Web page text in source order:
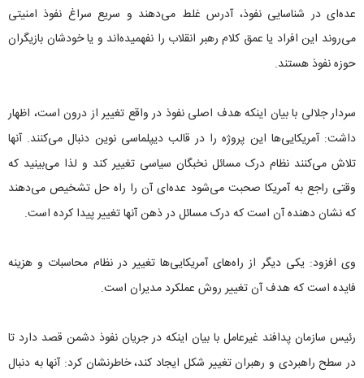
عده‌ای در شناسایی نفوذ، آدرس غلط می‌دهند و سریع سراغ نفوذ امنیتی
می‌روند این افراد یا عمق کلام رهبر انقلاب را نفهمیده‌اند و یا خودشان بازیگران
حوزه نفوذ هستند.
سردار جلالی با بیان اینکه هدف اصلی نفوذ در واقع تغییر از درون است، اظهار
داشت: آمریکایی‌ها این پروژه را در قالب دیپلماسی نوین دنبال می‌کنند. آنها
تلاش می‌کنند نظام درک مسائل نخبگان سیاسی تغییر کند و لذا می‌بینید که
وقتی راجع به آمریکا صحبت می‌شود عده‌ای آن را راه حل تشخیص می‌دهند
که نشان دهنده آن است که درک مسائل در ذهن آنها تغییر پیدا کرده است.
وی افزود: یکی دیگر از راه‌های آمریکایی‌ها تغییر در نظام محاسبات و هزینه
فایده است که هدف آن تغییر روش عملکرد مدیران است.
رئیس سازمان پدافند غیرعامل با بیان اینکه در جریان نفوذ دشمن قصد دارد تا
در سطح راهبردی و رهبران تغییر شکل ایجاد کند، خاطرنشان کرد: آنها به دنبال